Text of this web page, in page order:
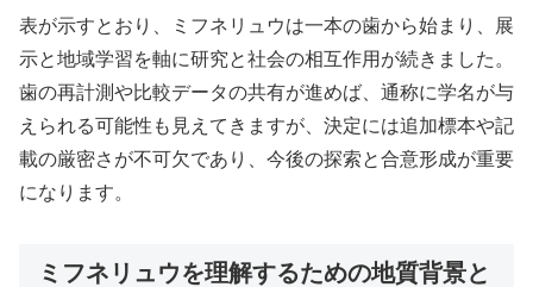
表が示すとおり、ミフネリュウは一本の歯から始まり、展
示と地域学習を軸に研究と社会の相互作用が続きました。
歯の再計測や比較データの共有が進めば、通称に学名が与
えられる可能性も見えてきますが、決定には追加標本や記
載の厳密さが不可欠であり、今後の探索と合意形成が重要
になります。
ミフネリュウを理解するための地質背景と